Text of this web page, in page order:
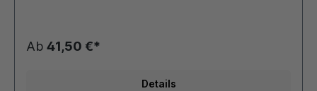
Ab 41,50 €*
Details